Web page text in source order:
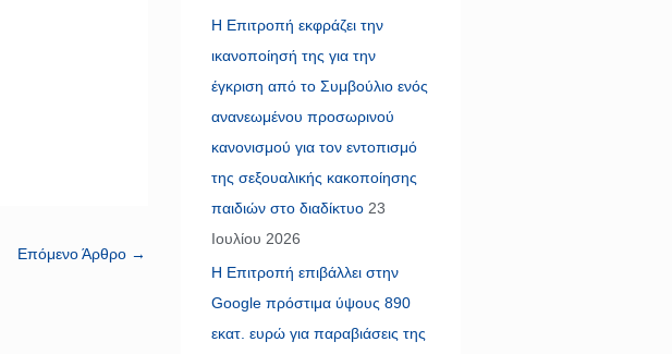
Επόμενο Άρθρο →
Η Επιτροπή εκφράζει την
ικανοποίησή της για την
έγκριση από το Συμβούλιο ενός
ανανεωμένου προσωρινού
κανονισμού για τον εντοπισμό
της σεξουαλικής κακοποίησης
παιδιών στο διαδίκτυο 23
Ιουλίου 2026
Η Επιτροπή επιβάλλει στην
Google πρόστιμα ύψους 890
εκατ. ευρώ για παραβιάσεις της